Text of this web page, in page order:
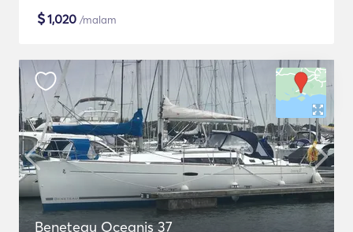
$1,020 /malam
Beneteau Oceanis 37